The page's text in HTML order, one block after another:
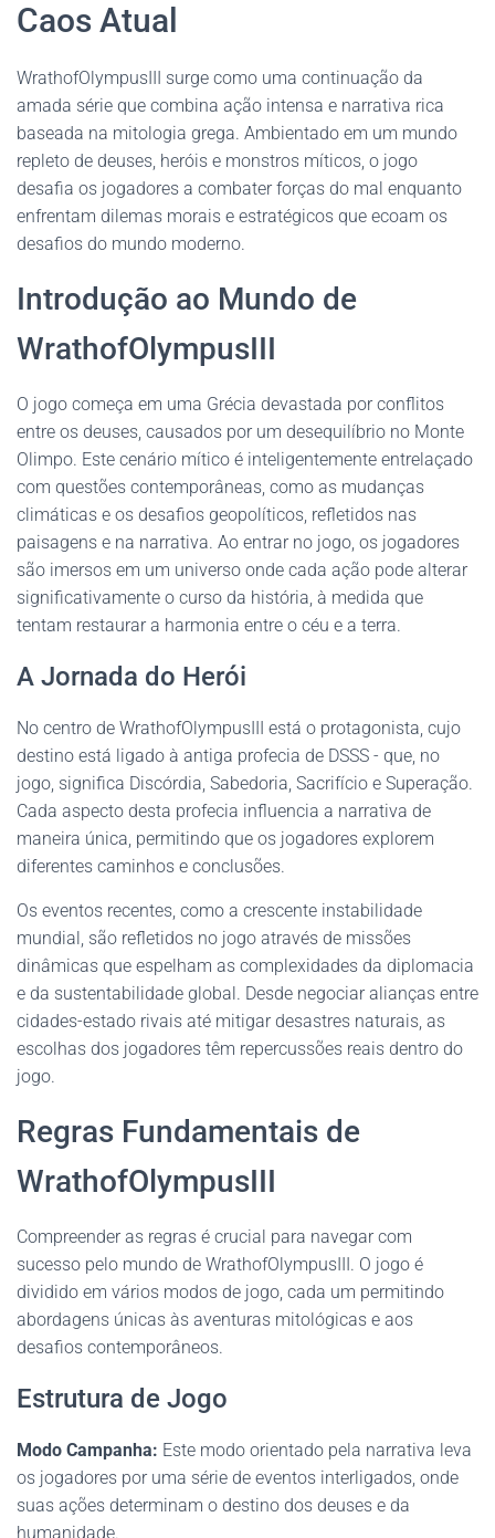
Caos Atual
WrathofOlympusIII surge como uma continuação da
amada série que combina ação intensa e narrativa rica
baseada na mitologia grega. Ambientado em um mundo
repleto de deuses, heróis e monstros míticos, o jogo
desafia os jogadores a combater forças do mal enquanto
enfrentam dilemas morais e estratégicos que ecoam os
desafios do mundo moderno.
Introdução ao Mundo de
WrathofOlympusIII
O jogo começa em uma Grécia devastada por conflitos
entre os deuses, causados por um desequilíbrio no Monte
Olimpo. Este cenário mítico é inteligentemente entrelaçado
com questões contemporâneas, como as mudanças
climáticas e os desafios geopolíticos, refletidos nas
paisagens e na narrativa. Ao entrar no jogo, os jogadores
são imersos em um universo onde cada ação pode alterar
significativamente o curso da história, à medida que
tentam restaurar a harmonia entre o céu e a terra.
A Jornada do Herói
No centro de WrathofOlympusIII está o protagonista, cujo
destino está ligado à antiga profecia de DSSS - que, no
jogo, significa Discórdia, Sabedoria, Sacrifício e Superação.
Cada aspecto desta profecia influencia a narrativa de
maneira única, permitindo que os jogadores explorem
diferentes caminhos e conclusões.
Os eventos recentes, como a crescente instabilidade
mundial, são refletidos no jogo através de missões
dinâmicas que espelham as complexidades da diplomacia
e da sustentabilidade global. Desde negociar alianças entre
cidades-estado rivais até mitigar desastres naturais, as
escolhas dos jogadores têm repercussões reais dentro do
jogo.
Regras Fundamentais de
WrathofOlympusIII
Compreender as regras é crucial para navegar com
sucesso pelo mundo de WrathofOlympusIII. O jogo é
dividido em vários modos de jogo, cada um permitindo
abordagens únicas às aventuras mitológicas e aos
desafios contemporâneos.
Estrutura de Jogo
Modo Campanha: Este modo orientado pela narrativa leva
os jogadores por uma série de eventos interligados, onde
suas ações determinam o destino dos deuses e da
humanidade.